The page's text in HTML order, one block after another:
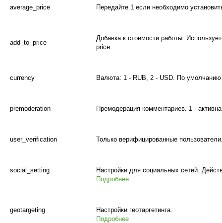
average_price Передайте 1 если необходимо
add_to_price
Добавка к стоимости работы.
price.
currency Валюта: 1 - RUB, 2 - USD. По
premoderation Премодерация комментариев. 1 -
user_verification Только верифицированные
social_setting
Настройки для социальных сетей.
Подробнее
geotargeting
Настройки геотаргетинга.
Подробнее